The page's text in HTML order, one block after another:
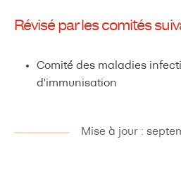
Révisé par les comités
Comité des maladies
d'immunisation
Mise à jour :